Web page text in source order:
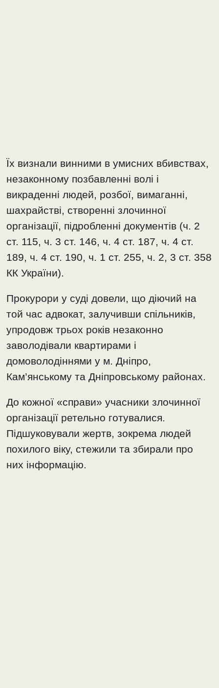
Їх визнали винними в умисних вбивствах,
незаконному позбавленні волі і
викраденні людей, розбої, вимаганні,
шахрайстві, створенні злочинної
організації, підробленні документів (ч. 2
ст. 115, ч. 3 ст. 146, ч. 4 ст. 187, ч. 4 ст.
189, ч. 4 ст. 190, ч. 1 ст. 255, ч. 2, 3 ст. 358
КК України).
Прокурори у суді довели, що діючий на
той час адвокат, залучивши спільників,
упродовж трьох років незаконно
заволодівали квартирами і
домоволодіннями у м. Дніпро,
Кам’янському та Дніпровському районах.
До кожної «справи» учасники злочинної
організації ретельно готувалися.
Підшуковували жертв, зокрема людей
похилого віку, стежили та збирали про
них інформацію.